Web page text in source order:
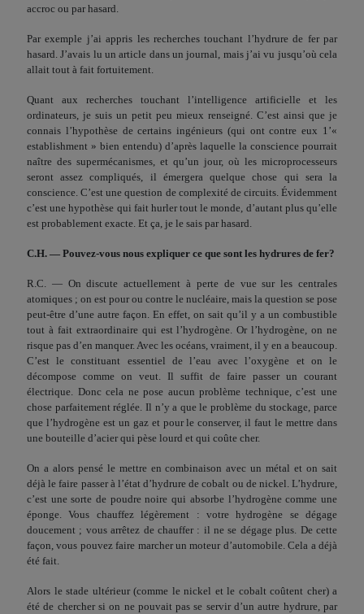
accroc ou par hasard.
Par exemple j’ai appris les recherches touchant l’hydrure de fer par
hasard. J’avais lu un article dans un journal, mais j’ai vu jusqu’où cela
allait tout à fait fortuitement.
Quant aux recherches touchant l’intelligence artificielle et les
ordinateurs, je suis un petit peu mieux renseigné. C’est ainsi que je
connais l’hypothèse de certains ingénieurs (qui ont contre eux 1’«
establishment » bien entendu) d’après laquelle la conscience pourrait
naître des supermécanismes, et qu’un jour, où les microprocesseurs
seront assez compliqués, il émergera quelque chose qui sera la
conscience. C’est une question de complexité de circuits. Évidemment
c’est une hypothèse qui fait hurler tout le monde, d’autant plus qu’elle
est probablement exacte. Et ça, je le sais par hasard.
C.H. — Pouvez-vous nous expliquer ce que sont les hydrures de fer?
R.C. — On discute actuellement à perte de vue sur les centrales
atomiques ; on est pour ou contre le nucléaire, mais la question se pose
peut-être d’une autre façon. En effet, on sait qu’il y a un combustible
tout à fait extraordinaire qui est l’hydrogène. Or l’hydrogène, on ne
risque pas d’en manquer. Avec les océans, vraiment, il y en a beaucoup.
C’est le constituant essentiel de l’eau avec l’oxygène et on le
décompose comme on veut. Il suf­fit de faire passer un courant
électrique. Donc cela ne pose aucun problème technique, c’est une
chose parfaitement réglée. Il n’y a que le problème du stockage, parce
que l’hydrogène est un gaz et pour le conserver, il faut le mettre dans
une bouteille d’acier qui pèse lourd et qui coûte cher.
On a alors pensé le mettre en combinaison avec un métal et on sait
déjà le faire passer à l’état d’hydrure de cobalt ou de nickel. L’hydrure,
c’est une sorte de poudre noire qui absorbe l’hydrogène comme une
éponge. Vous chauffez légèrement : votre hydrogène se dégage
doucement ; vous arrêtez de chauffer : il ne se dégage plus. De cette
façon, vous pouvez faire marcher un moteur d’automobile. Cela a déjà
été fait.
Alors le stade ultérieur (comme le nickel et le cobalt coûtent cher) a
été de chercher si on ne pouvait pas se servir d’un autre hydrure, par